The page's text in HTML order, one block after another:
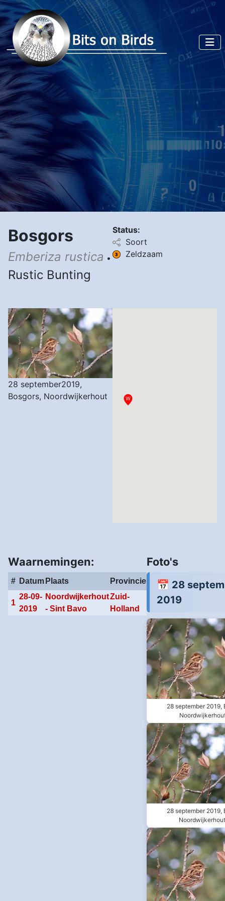
Bosgors
Emberiza rustica •
Rustic Bunting
Status:
Soort
Zeldzaam
28 september2019,
Bosgors, Noordwijkerhout
Waarnemingen:
# Datum Plaats Provincie
1
28-09-
2019
Noordwijkerhout
- Sint Bavo
Zuid-
Holland
Foto's
📅 28
2019
28 september 2019,
28 september 2019,